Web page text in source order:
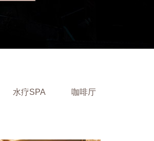
水疗SPA 咖啡厅